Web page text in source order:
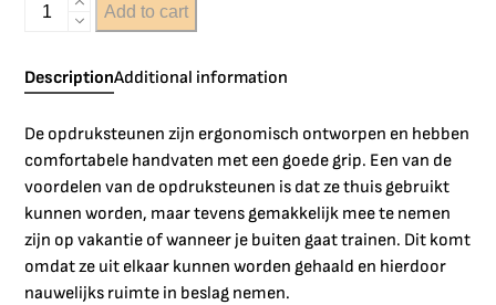
Add to cart
DescriptionAdditional information
De opdruksteunen zijn ergonomisch ontworpen en hebben
comfortabele handvaten met een goede grip. Een van de
voordelen van de opdruksteunen is dat ze thuis gebruikt
kunnen worden, maar tevens gemakkelijk mee te nemen
zijn op vakantie of wanneer je buiten gaat trainen. Dit komt
omdat ze uit elkaar kunnen worden gehaald en hierdoor
nauwelijks ruimte in beslag nemen.